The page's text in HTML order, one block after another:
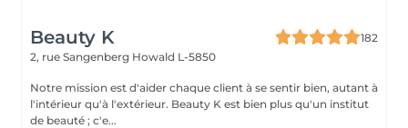
Beauty K
182
2, rue Sangenberg Howald L-5850
Notre mission est d'aider chaque client à se sentir bien, autant à
l'intérieur qu'à l'extérieur. Beauty K est bien plus qu'un institut
de beauté ; c'e...